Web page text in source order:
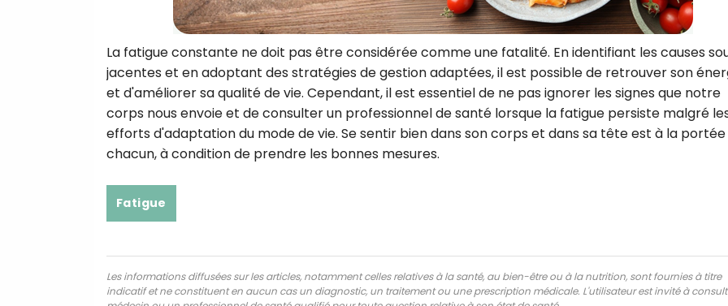
La fatigue constante ne doit pas être considérée comme une fatalité. En identifiant les causes
jacentes et en adoptant des stratégies de gestion adaptées, il est possible de retrouver son
et d'améliorer sa qualité de vie. Cependant, il est essentiel de ne pas ignorer les signes que notre
corps nous envoie et de consulter un professionnel de santé lorsque la fatigue persiste malgré
efforts d'adaptation du mode de vie. Se sentir bien dans son corps et dans sa tête est à la
chacun, à condition de prendre les bonnes mesures.
Fatigue
Les informations diffusées sur les articles, notamment celles relatives à la santé, au bien-être ou à la nutrition, sont fournies à titre
indicatif et ne constituent en aucun cas un diagnostic, un traitement ou une prescription médicale. L'utilisateur est invité à